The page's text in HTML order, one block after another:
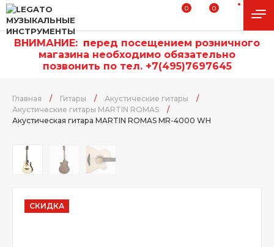
0 0
ВНИМАНИЕ: перед посещением розничного
магазина необходимо обязательно
позвонить по тел. +7(495)7697645
Главная / Гитары / Акустические гитары
/
Акустические гитары MARTIN ROMAS
/
Акустическая гитара MARTIN ROMAS MR-4000 WH
СКИДКА